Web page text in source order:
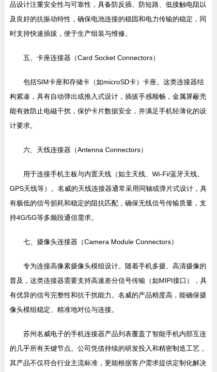
品设计注重安全性与可靠性，具备防反插、防短路、低接触电阻以
及良好的抗振动特性，确保电池连接的稳固和电力传输的稳定，同
时支持快速插拔，便于生产组装与维修。
五、卡座连接器（Card Socket Connectors）
包括SIM卡座和存储卡（如microSD卡）卡座。这类连接器结
构紧凑，具有自动弹出或推入式设计，插拔手感顺畅，金属屏蔽壳
能有效防止电磁干扰，保护卡片数据安全，并满足手机轻薄化的设
计要求。
六、天线连接器（Antenna Connectors）
用于连接手机主板与内置天线（如主天线、Wi-Fi/蓝牙天线、
GPS天线等）。名威的天线连接器通常采用同轴或弹片式设计，具
有极低的信号损耗和稳定的阻抗匹配，确保无线信号传输质量，支
持4G/5G等多频段通信需求。
七、摄像头连接器（Camera Module Connectors）
专为连接高像素摄像头模组设计。随着手机多摄、高清摄像的
普及，这类连接器需要支持高速差分信号传输（如MIPI接口），具
有优异的信号完整性和抗干扰能力。名威的产品精度高，能确保摄
像头模组稳定、精准地对位与连接。
苏州名威电子的手机连接器产品列表覆盖了智能手机内部互连
的几乎所有关键节点。公司凭借持续的研发投入和精密制造工艺，
其产品不仅符合行业主流标准，更能根据客户需求提供定制化解决